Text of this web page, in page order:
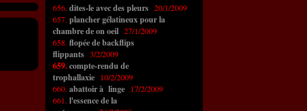
656. dites-le avec des pleurs 20/1/2009
657. plancher gélatineux pour la
chambre de on oeil 27/1/2009
658. flopée de backflips
flippants 3/2/2009
659.compte-rendu de
trophallaxie
10/2/2009
660. abattoir à linge 17/2/2009
661. l'essence de la